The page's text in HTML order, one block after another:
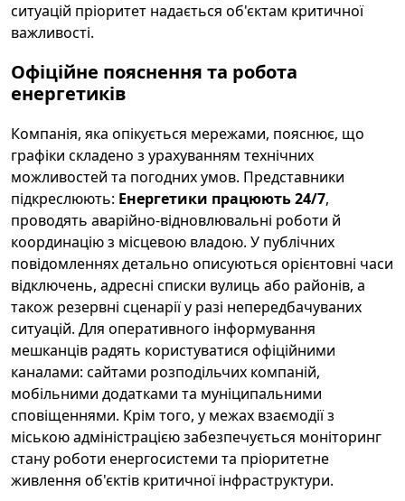
ситуацій пріоритет надається об'єктам критичної
важливості.
Офіційне пояснення та робота
енергетиків
Компанія, яка опікується мережами, пояснює, що
графіки складено з урахуванням технічних
можливостей та погодних умов. Представники
підкреслюють: Енергетики працюють 24/7,
проводять аварійно-відновлювальні роботи й
координацію з місцевою владою. У публічних
повідомленнях детально описуються орієнтовні часи
відключень, адресні списки вулиць або районів, а
також резервні сценарії у разі непередбачуваних
ситуацій. Для оперативного інформування
мешканців радять користуватися офіційними
каналами: сайтами розподільчих компаній,
мобільними додатками та муніципальними
сповіщеннями. Крім того, у межах взаємодії з
міською адміністрацією забезпечується моніторинг
стану роботи енергосистеми та пріоритетне
живлення об'єктів критичної інфраструктури.